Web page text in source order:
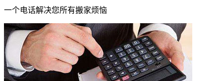
一个电话解决您所有搬家烦恼